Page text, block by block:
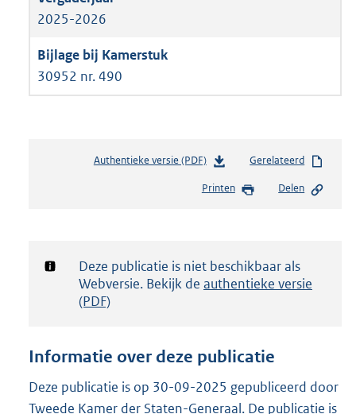
2025-2026
30952 nr. 490
Authentieke versie (PDF)b
s
d
g
t
e
:
Gerelateerd
Printen Delen
Notificatie:
Deze publicatie is niet beschikbaar als
Webversie. Bekijk de authentieke versie
(PDF)
Informatie over deze publicatie
Deze publicatie is op 30-09-2025 gepubliceerd door
Tweede Kamer der Staten-Generaal. De publicatie is